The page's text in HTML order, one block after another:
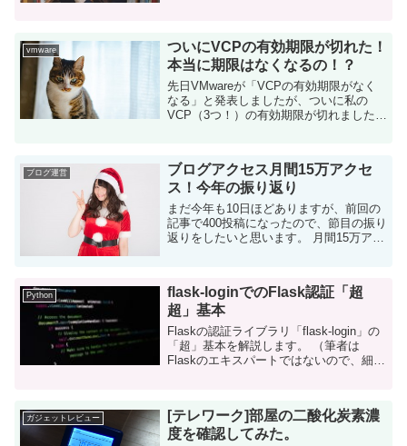
vmware
ついにVCPの有効期限が切れた！
本当に期限はなくなるの！？
先日VMwareが「VCPの有効期限がなく
なる」と発表しましたが、ついに私の
VCP（3つ！）の有効期限が切れました！
ブログ運営
ブログアクセス月間15万アクセ
ス！今年の振り返り
まだ今年も10日ほどありますが、前回の
記事で400投稿になったので、節目の振り
返りをしたいと思います。 月間15万アク
は。 当ブログは開始から方針...
Python
flask-loginでのFlask認証「超
超」基本
Flaskの認証ライブラリ「flask-login」の
「超」基本を解説します。 （筆者は
Flaskのエキスパートではないので、細か
い。） はじめに ...
ガジェットレビュー
[テレワーク]部屋の二酸化炭素濃
度を確認してみた。